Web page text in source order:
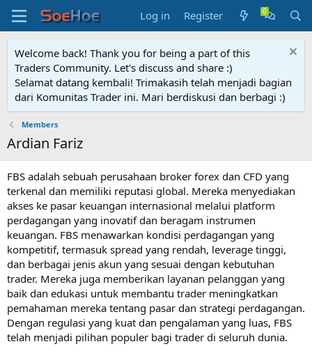
Log in Register
Welcome back! Thank you for being a part of this
Traders Community. Let's discuss and share :)
Selamat datang kembali! Trimakasih telah menjadi bagian
dari Komunitas Trader ini. Mari berdiskusi dan berbagi :)
Members
Ardian Fariz
FBS adalah sebuah perusahaan broker forex dan CFD yang
terkenal dan memiliki reputasi global. Mereka menyediakan
akses ke pasar keuangan internasional melalui platform
perdagangan yang inovatif dan beragam instrumen
keuangan. FBS menawarkan kondisi perdagangan yang
kompetitif, termasuk spread yang rendah, leverage tinggi,
dan berbagai jenis akun yang sesuai dengan kebutuhan
trader. Mereka juga memberikan layanan pelanggan yang
baik dan edukasi untuk membantu trader meningkatkan
pemahaman mereka tentang pasar dan strategi perdagangan.
Dengan regulasi yang kuat dan pengalaman yang luas, FBS
telah menjadi pilihan populer bagi trader di seluruh dunia.